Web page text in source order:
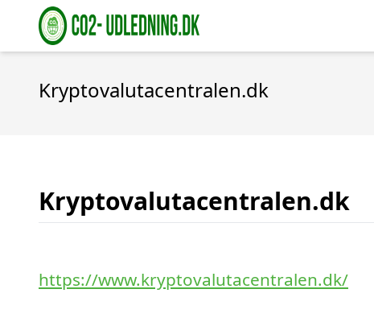
Kryptovalutacentralen.dk
Kryptovalutacentralen.dk
https://www.kryptovalutacentralen.dk/